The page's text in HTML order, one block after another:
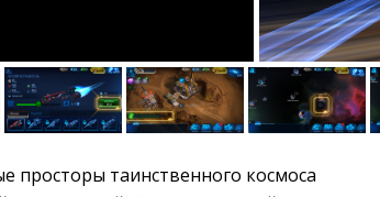
просторы таинственного космоса